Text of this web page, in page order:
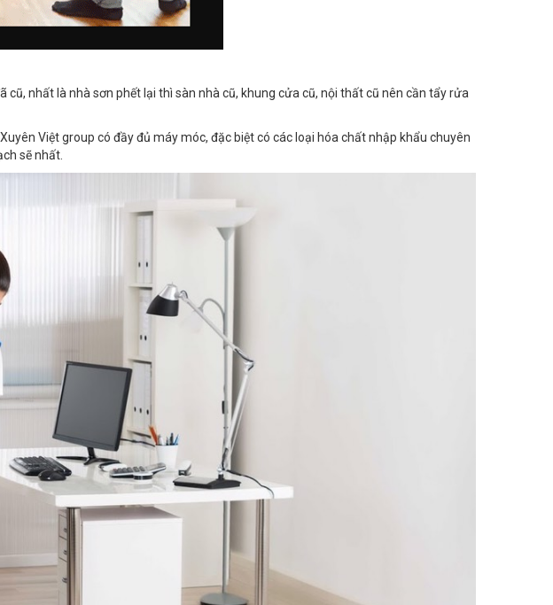
nhất là nhà sơn phết lại thì sàn nhà cũ, khung cửa cũ, nội thất cũ nên cần tẩy rửa
Việt group có đầy đủ máy móc, đặc biệt có các loại hóa chất nhập khẩu chuyên
sẽ nhất.